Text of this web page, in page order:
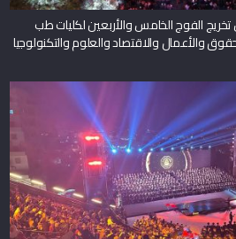
الفوج الخامس والأربعين لكليات طب
والأعمال والاقتصاد والعلوم والتكنولوجيا